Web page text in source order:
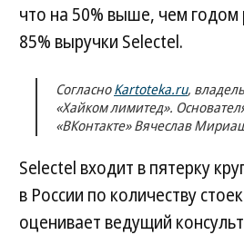
что на 50% выше, чем годом
85% выручки Selectel.
СогласноKartoteka.ru,
«Хайком лимитед».
«ВКонтакте» Вячеслав
Selectel входит в пятерку
в России по количеству
оценивает ведущий